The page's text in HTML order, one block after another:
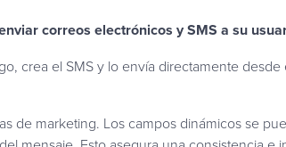
correos electrónicos y SMS a su
crea el SMS y lo envía directamente desde
de marketing. Los campos dinámicos se